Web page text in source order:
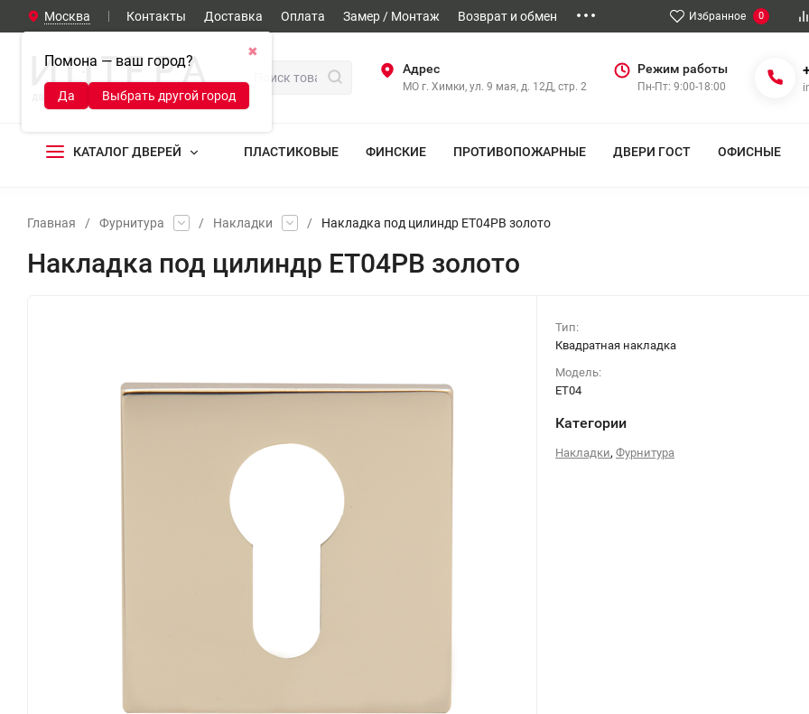
Москва
✖
Помона — ваш город?
Да Выбрать другой город
Контакты Доставка Оплата Замер / Монтаж Возврат и обмен Избранное 0
Адрес
МО г. Химки, ул. 9 мая, д. 12Д, стр. 2
Режим работы
Пн-Пт: 9:00-18:00
КАТАЛОГ ДВЕРЕЙ ПЛАСТИКОВЫЕ ФИНСКИЕ ПРОТИВОПОЖАРНЫЕ ДВЕРИ ГОСТ ОФИСНЫЕ
Главная / Фурнитура / Накладки / Накладка под цилиндр ET04PB золото
Накладка под цилиндр ET04PB золото
Тип:
Квадратная накладка
Модель:
ET04
Категории
Накладки,Фурнитура